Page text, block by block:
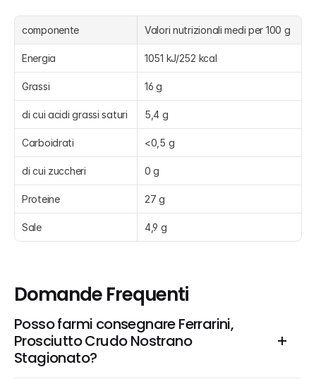
componente Valori nutrizionali medi per 100 g
Energia 1051 kJ/252 kcal
Grassi 16 g
di cui acidi grassi saturi 5,4 g
Carboidrati <0,5 g
di cui zuccheri 0 g
Proteine 27 g
Sale 4,9 g
Domande Frequenti
Posso farmi consegnare Ferrarini,
Prosciutto Crudo Nostrano
Stagionato?